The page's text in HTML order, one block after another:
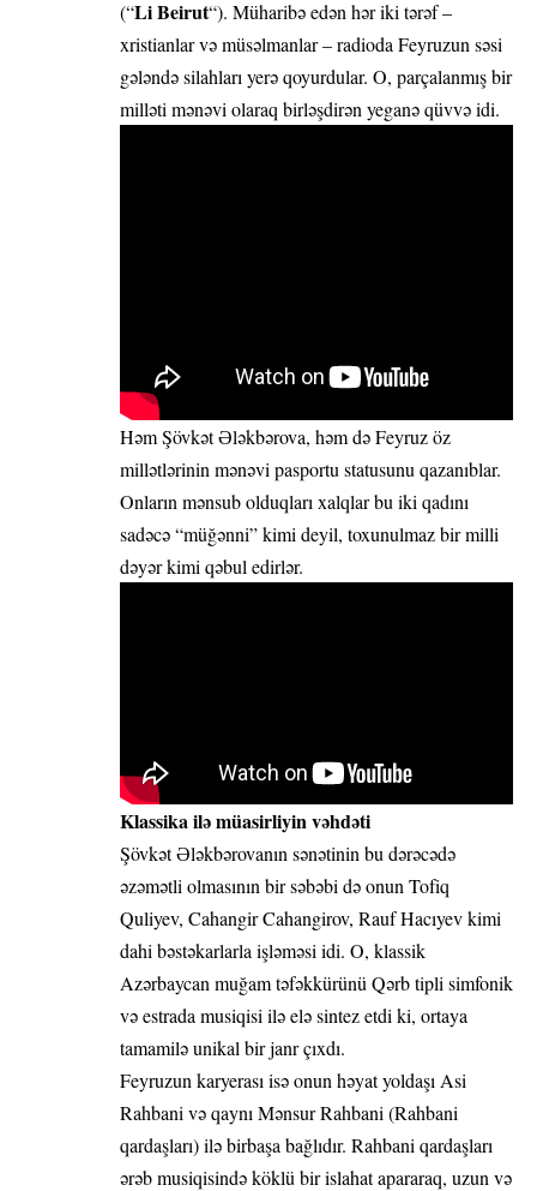
(“Li Beirut“). Müharibə edən hər iki tərəf –
xristianlar və müsəlmanlar – radioda Feyruzun səsi
gələndə silahları yerə qoyurdular. O, parçalanmış bir
milləti mənəvi olaraq birləşdirən yeganə qüvvə idi.
Həm Şövkət Ələkbərova, həm də Feyruz öz
millətlərinin mənəvi pasportu statusunu qazanıblar.
Onların mənsub olduqları xalqlar bu iki qadını
sadəcə “müğənni” kimi deyil, toxunulmaz bir milli
dəyər kimi qəbul edirlər.
Klassika ilə müasirliyin vəhdəti
Şövkət Ələkbərovanın sənətinin bu dərəcədə
əzəmətli olmasının bir səbəbi də onun Tofiq
Quliyev, Cahangir Cahangirov, Rauf Hacıyev kimi
dahi bəstəkarlarla işləməsi idi. O, klassik
Azərbaycan muğam təfəkkürünü Qərb tipli simfonik
və estrada musiqisi ilə elə sintez etdi ki, ortaya
tamamilə unikal bir janr çıxdı.
Feyruzun karyerası isə onun həyat yoldaşı Asi
Rahbani və qaynı Mənsur Rahbani (Rahbani
qardaşları) ilə birbaşa bağlıdır. Rahbani qardaşları
ərəb musiqisində köklü bir islahat apararaq, uzun və